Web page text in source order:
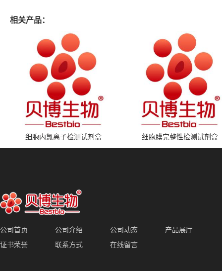
相关产品：
细胞内氯离子检测试剂盒 细胞膜完整性检测试剂盒
公司首页 公司介绍 公司动态
产品展厅
证书荣誉
联系方式 在线留言